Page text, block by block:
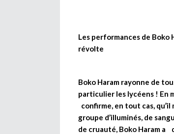
Les performances de
révolte
Boko Haram rayonne de
particulier les lycéens ! En
confirme, en tout cas, qu’il
groupe d’illuminés, de
de cruauté, Boko Haram a